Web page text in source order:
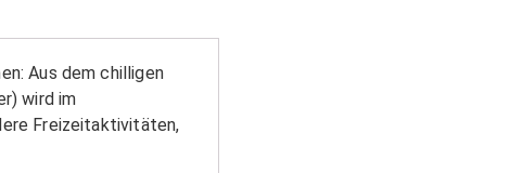
Aus dem chilligen
wird im
Freizeitaktivitäten,